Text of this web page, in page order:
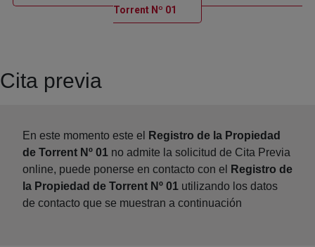
Torrent Nº 01
Ventana nueva
Cita previa
En este momento este el
Registro de la Propiedad
de Torrent Nº 01 no admite la solicitud de Cita Previa
online, puede ponerse en contacto con el
Registro de
la Propiedad de Torrent Nº 01 utilizando los datos
de contacto que se muestran a continuación